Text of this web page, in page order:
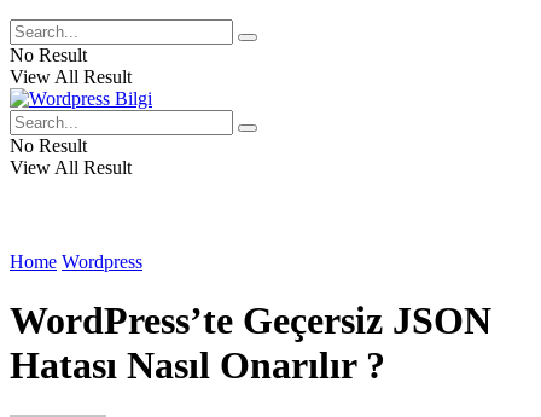
No Result
View All Result
No Result
View All Result
Home Wordpress
WordPress’te Geçersiz JSON
Hatası Nasıl Onarılır ?